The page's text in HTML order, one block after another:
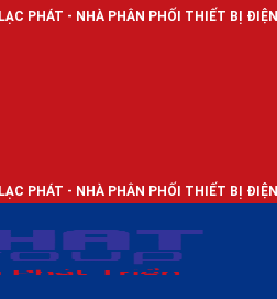
PHỐI THIẾT BỊ ĐIỆN, DÂY ĐIỆN VÀ
PHỐI THIẾT BỊ ĐIỆN, DÂY ĐIỆN VÀ